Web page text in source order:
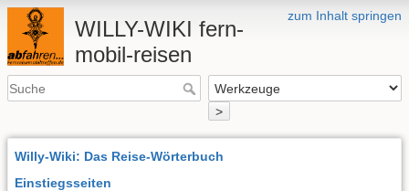
zum Inhalt springen
WILLY-WIKI fern-
mobil-reisen
>
Willy-Wiki: Das Reise-Wörterbuch
Einstiegsseiten